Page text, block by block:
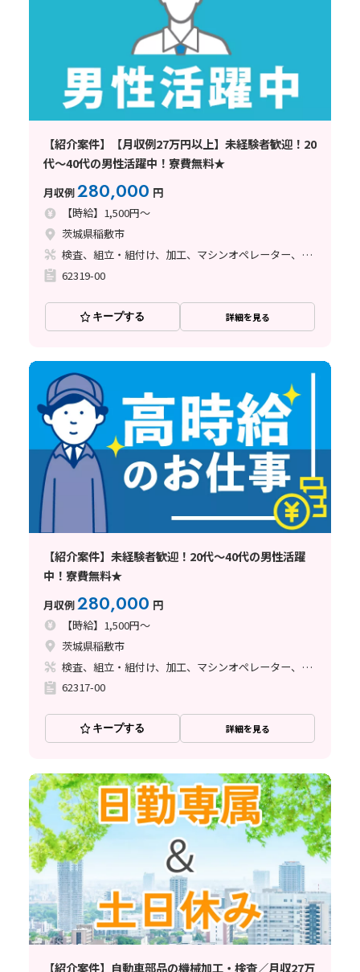
【紹介案件】【月収例27万円以上】未経験者歓迎！20
代～40代の男性活躍中！寮費無料★
月収例280,000 円
【時給】1,500円～
茨城県稲敷市
検査、組立・組付け、加工、マシンオペレーター、溶接、塗装
62319-00
キープする 詳細を見る
【紹介案件】未経験者歓迎！20代～40代の男性活躍
中！寮費無料★
月収例280,000 円
【時給】1,500円～
茨城県稲敷市
検査、組立・組付け、加工、マシンオペレーター、溶接、塗装
62317-00
キープする 詳細を見る
【紹介案件】自動車部品の機械加工・検査／月収27万